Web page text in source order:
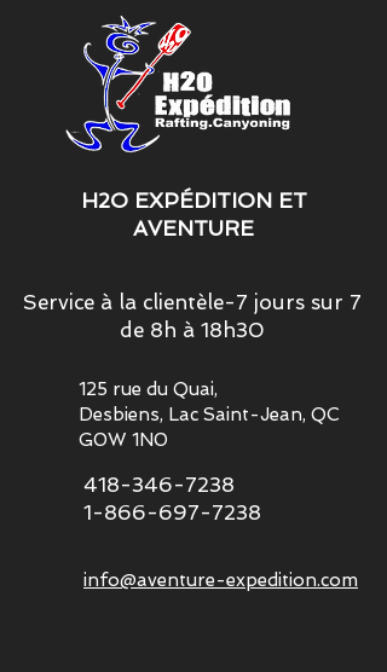
H2O EXPÉDITION ET
AVENTURE
Service à la clientèle-7 jours sur 7
de 8h à 18h30
125 rue du Quai,
Desbiens, Lac Saint-Jean, QC
G0W 1N0
418-346-7238
1-866-697-7238
info@aventure-expedition.com